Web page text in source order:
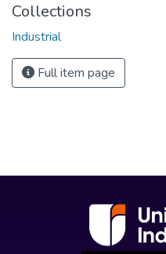
Collections
Industrial
Full item page